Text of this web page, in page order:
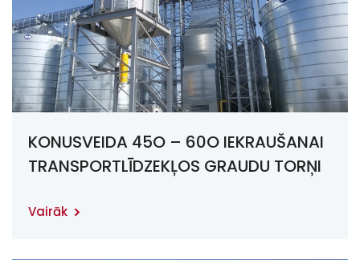
KONUSVEIDA 45O – 60O IEKRAUŠANAI
TRANSPORTLĪDZEKĻOS GRAUDU TORŅI
Vairāk